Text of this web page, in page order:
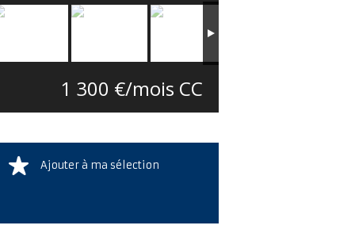
1 300 €/mois CC
Ajouter à ma sélection